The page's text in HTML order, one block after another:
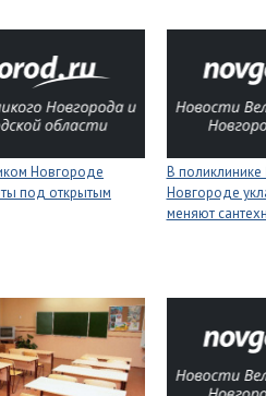
Новгороде
под открытым
В
Новгороде
меняют